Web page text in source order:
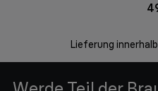
Lieferung